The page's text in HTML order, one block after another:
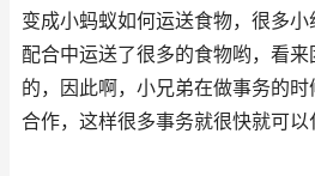
变成小蚂蚁如何运送食物，很多
配合中运送了很多的食物哟，看
的，因此啊，小兄弟在做事务的
合作，这样很多事务就很快就可以